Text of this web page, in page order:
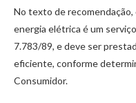
No texto de
energia elétrica é um
7.783/89, e deve ser
eficiente, conforme
Consumidor.